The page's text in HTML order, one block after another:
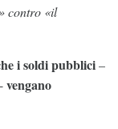
contro «il
i soldi pubblici–
vengano